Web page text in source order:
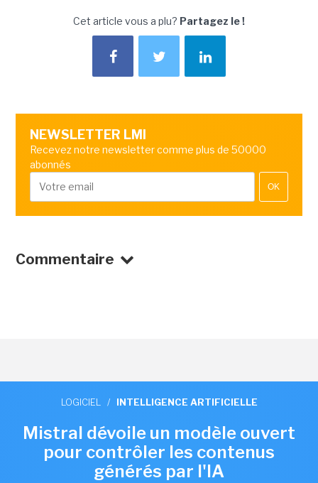
Cet article vous a plu? Partagez le !
NEWSLETTER LMI
Recevez notre newsletter comme plus de 50000
abonnés
OK
Commentaire
LOGICIEL / INTELLIGENCE ARTIFICIELLE
Mistral dévoile un modèle ouvert
pour contrôler les contenus
générés par l'IA